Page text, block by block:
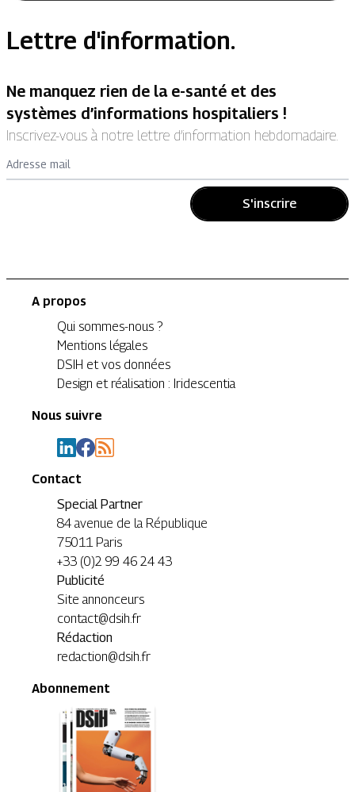
Lettre d'information.
Ne manquez rien de la e-santé et des
systèmes d’informations hospitaliers !
Inscrivez-vous à notre lettre d’information hebdomadaire.
Adresse mail
S'inscrire
A propos
Qui sommes-nous ?
Mentions légales
DSIH et vos données
Design et réalisation : Iridescentia
Nous suivre
Contact
Special Partner
84 avenue de la République
75011 Paris
+33 (0)2 99 46 24 43
Publicité
Site annonceurs
contact@dsih.fr
Rédaction
redaction@dsih.fr
Abonnement